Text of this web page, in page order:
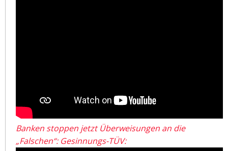
Banken stoppen jetzt Überweisungen an die
„Falschen“: Gesinnungs-TÜV: